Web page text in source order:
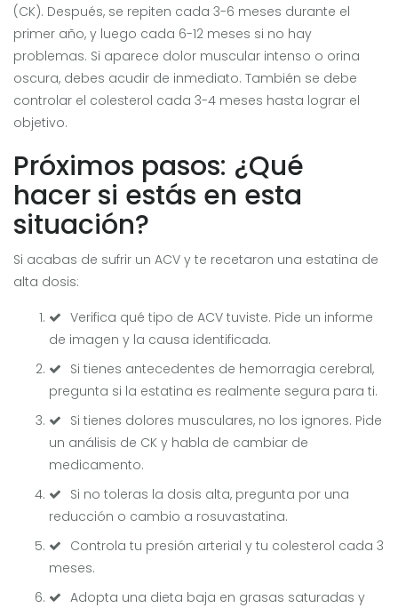
(CK). Después, se repiten cada 3-6 meses durante el
primer año, y luego cada 6-12 meses si no hay
problemas. Si aparece dolor muscular intenso o orina
oscura, debes acudir de inmediato. También se debe
controlar el colesterol cada 3-4 meses hasta lograr el
objetivo.
Próximos pasos: ¿Qué
hacer si estás en esta
situación?
Si acabas de sufrir un ACV y te recetaron una estatina de
alta dosis:
Verifica qué tipo de ACV tuviste. Pide un informe
de imagen y la causa identificada.
Si tienes antecedentes de hemorragia cerebral,
pregunta si la estatina es realmente segura para ti.
Si tienes dolores musculares, no los ignores. Pide
un análisis de CK y habla de cambiar de
medicamento.
Si no toleras la dosis alta, pregunta por una
reducción o cambio a rosuvastatina.
Controla tu presión arterial y tu colesterol cada 3
meses.
Adopta una dieta baja en grasas saturadas y